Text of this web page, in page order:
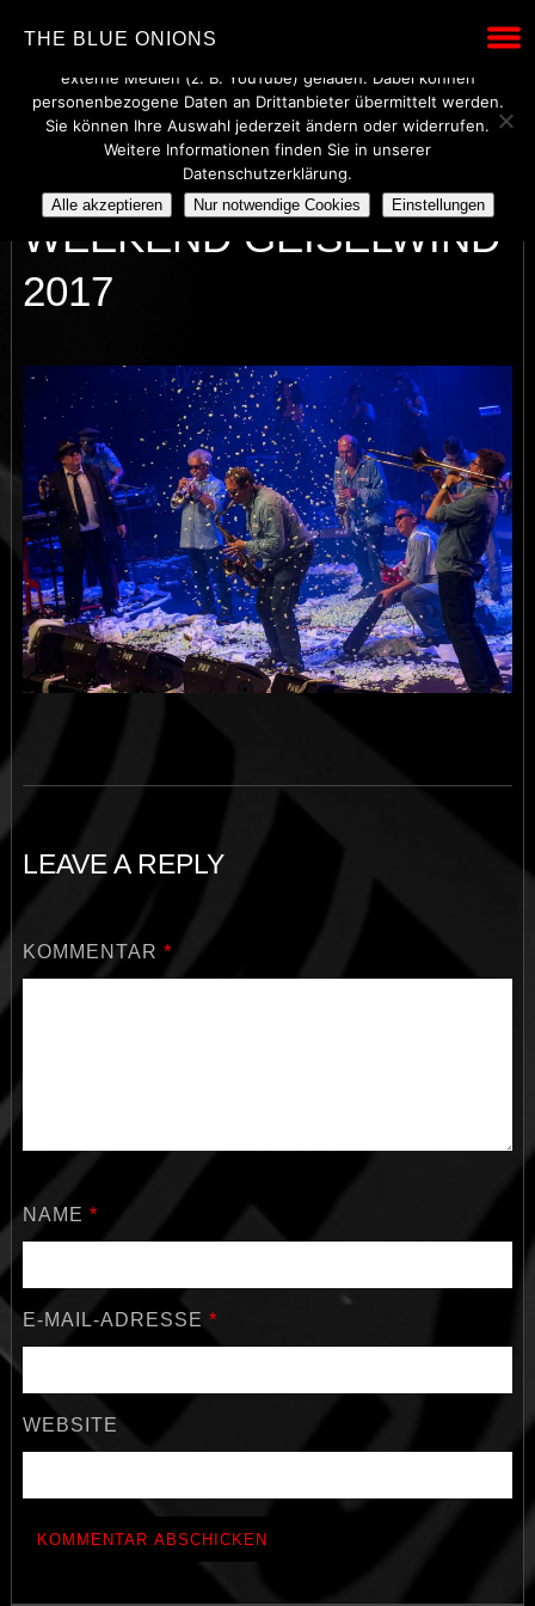
THE BLUE ONIONS
BIKE AND MUSIC
WEEKEND GEISELWIND
2017
LEAVE A REPLY
KOMMENTAR *
NAME *
E-MAIL-ADRESSE *
WEBSITE
Wir verwenden technisch notwendige Cookies, um den Betrieb
dieser Website sicherzustellen. Mit Ihrer Einwilligung werden
externe Medien (z. B. YouTube) geladen. Dabei können
personenbezogene Daten an Drittanbieter übermittelt werden.
Sie können Ihre Auswahl jederzeit ändern oder widerrufen.
Weitere Informationen finden Sie in unserer
Datenschutzerklärung.
Alle akzeptieren Nur notwendige Cookies Einstellungen